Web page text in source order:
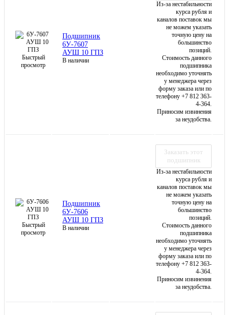
Быстрый
просмотр
Подшипник
6У-7607
АУШ 10 ГПЗ
В наличии
Из-за нестабильности
курса рубля и
каналов поставок мы
не можем указать
точную цену на
большинство
позиций.
Стоимость данного
подшипника
необходимо уточнять
у менеджера через
форму заказа или по
телефону +7 812 363-
4-364.
Приносим извинения
за неудобства.
Быстрый
просмотр
Подшипник
6У-7606
АУШ 10 ГПЗ
В наличии
Заказать этот
подшипник
Из-за нестабильности
курса рубля и
каналов поставок мы
не можем указать
точную цену на
большинство
позиций.
Стоимость данного
подшипника
необходимо уточнять
у менеджера через
форму заказа или по
телефону +7 812 363-
4-364.
Приносим извинения
за неудобства.